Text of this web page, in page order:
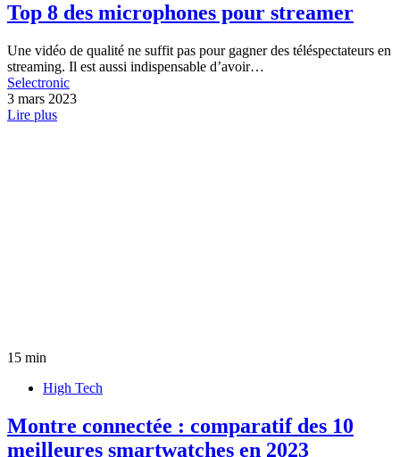
Top 8 des microphones pour streamer
Une vidéo de qualité ne suffit pas pour gagner des téléspectateurs en
streaming. Il est aussi indispensable d’avoir…
Selectronic
3 mars 2023
Lire plus
15 min
High Tech
Montre connectée : comparatif des 10
meilleures smartwatches en 2023